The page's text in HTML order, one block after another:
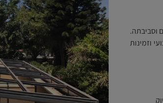
וסביבתה.
וזמינות